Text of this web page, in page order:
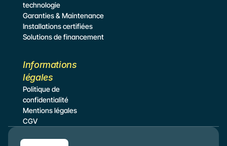
technologie
Garanties & Maintenance
Installations certifiées
Solutions de financement
Informations
légales
Politique de
confidentialité
Mentions légales
CGV